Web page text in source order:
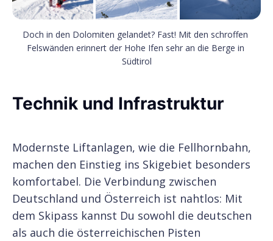
Doch in den Dolomiten gelandet? Fast! Mit den schroffen
Felswänden erinnert der Hohe Ifen sehr an die Berge in
Südtirol
Technik und Infrastruktur
Modernste Liftanlagen, wie die Fellhornbahn,
machen den Einstieg ins Skigebiet besonders
komfortabel. Die Verbindung zwischen
Deutschland und Österreich ist nahtlos: Mit
dem Skipass kannst Du sowohl die deutschen
als auch die österreichischen Pisten